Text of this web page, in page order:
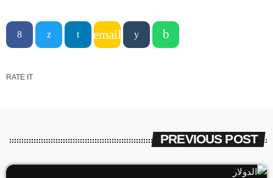
email
RATE IT
PREVIOUS POST